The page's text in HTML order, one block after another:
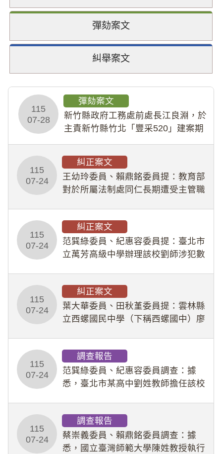
彈劾案文
糾舉案文
115
07-28
彈劾案文
新竹縣政府工務處前處長江良淵，於
主責新竹縣竹北「豐采520」建案期
幣1,483萬餘元，並長期收受建商餽
贈；復罔顧公共安全，圖利默許建商
於停工期間
115
07-24
糾正案文
王幼玲委員、賴鼎銘委員提：教育部
對於所屬法制處同仁長期遭受主管職
人員保障法」及「職業安全衛生法」
所定維護公務人員
115
07-24
糾正案文
范巽綠委員、紀惠容委員提：臺北市
立萬芳高級中學辦理該校劉師涉犯數
業把關與糾錯功能，不僅首份調查報
告漏未審酌師生不
115
07-24
糾正案文
葉大華委員、田秋堇委員提：雲林縣
立西螺國民中學（下稱西螺國中）廖
教羽球隊學生等行為，歷經該校校園
事件處理會議（下
115
07-24
調查報告
范巽綠委員、紀惠容委員調查：據
悉，臺北市某高中劉姓教師擔任該校
行拍攝特定樣態性影像並以手機傳送
劉師。該生因畏懼成
115
07-24
調查報告
蔡崇義委員、賴鼎銘委員調查：據
悉，國立臺灣師範大學陳姓教授執行